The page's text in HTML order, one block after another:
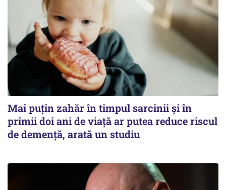
Mai puțin zahăr în timpul sarcinii și în
primii doi ani de viață ar putea reduce riscul
de demență, arată un studiu